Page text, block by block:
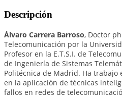
Descripción
Álvaro Carrera Barroso, Doctor
Telecomunicación por la
Profesor en la E.T.S.I. de
de Ingeniería de Sistemas
Politécnica de Madrid. Ha trabajo
en la aplicación de técnicas
fallos en redes de